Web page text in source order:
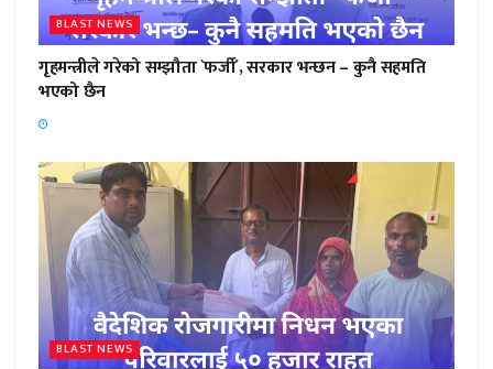
BLAST NEWS
गृहमन्त्रीले गरेको सम्झौता `फर्जी´, सरकार भन्छन – कुनै सहमति
भएको छैन
BLAST NEWS